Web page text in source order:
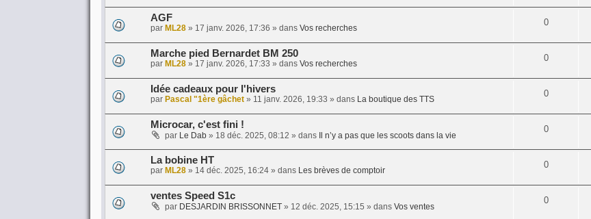
AGF
par ML28» 17 janv. 2026, 17:36 » dans Vos recherches
0
Marche pied Bernardet BM 250
par ML28» 17 janv. 2026, 17:33 » dans Vos recherches
0
Idée cadeaux pour l'hivers
par Pascal "1ère gâchet» 11 janv. 2026, 19:33 » dans La boutique des TTS
0
Microcar, c'est fini !
par Le Dab» 18 déc. 2025, 08:12 » dans Il n’y a pas que les scoots dans la vie
0
La bobine HT
par ML28» 14 déc. 2025, 16:24» dans Les brèves de comptoir
0
ventes Speed S1c
par DESJARDIN BRISSONNET» 12 déc. 2025, 15:15 » dans Vos ventes
0